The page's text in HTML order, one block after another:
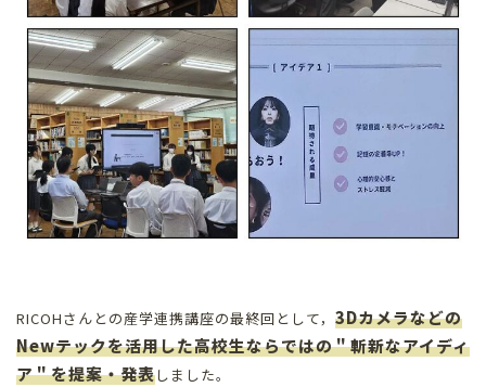
RICOHさんとの産学連携講座の最終回として， 3Dカメラなどの
Newテックを活用した高校生ならではの＂斬新なアイディ
ア＂を提案・発表しました。